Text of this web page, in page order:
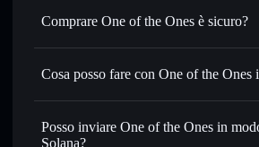
Comprare One of the Ones è sicuro?
One of the Ones non è verificato
Cosa posso fare con One of the Ones
One of the Ones
wallet Solflare
Scambiare istantaneamente—
USDC o in migliaia di altri token
Posso inviare One of the Ones in
Solana?